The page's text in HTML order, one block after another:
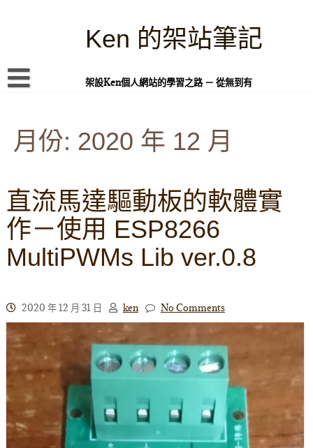
Ken 的架站筆記
架設Ken個人網站的學習之路 － 從無到有
本站簡介
案例專題
WordPress 學習之雜記
PHP 語言
頁面練習
月份: 2020 年 12 月
直流馬達驅動板的軟體實
作－使用 ESP8266
MultiPWMs Lib ver.0.8
2020 年 12 月 31 日 ken No Comments